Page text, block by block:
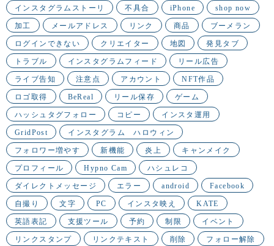
インスタグラムストーリ 不具合 iPhone shop now
加工 メールアドレス リンク 商品 ブーメラン
ログインできない クリエイター 地図 発見タブ
トラブル インスタグラムフィード リール広告
ライブ告知 注意点 アカウント NFT作品
ロゴ取得 BeReal リール保存 ゲーム
ハッシュタグフォロー コピー インスタ運用
GridPost インスタグラム ハロウィン
フォロワー増やす 新機能 炎上 キャンメイク
プロフィール Hypno Cam ハシュレコ
ダイレクトメッセージ エラー android Facebook
自撮り 文字 PC インスタ映え KATE
英語表記 支援ツール 予約 制限 イベント
リンクスタンプ リンクテキスト 削除 フォロー解除